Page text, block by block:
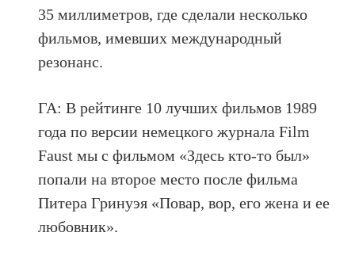
35 миллиметров, где сделали несколько
фильмов, имевших международный
резонанс.
ГА: В рейтинге 10 лучших фильмов 1989
года по версии немецкого журнала Film
Faust мы с фильмом «Здесь кто-то был»
попали на второе место после фильма
Питера Гринуэя «Повар, вор, его жена и ее
любовник».